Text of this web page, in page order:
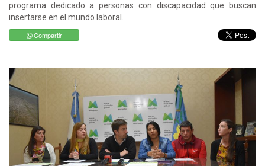
programa dedicado a personas con discapacidad que buscan
insertarse en el mundo laboral.
Compartir